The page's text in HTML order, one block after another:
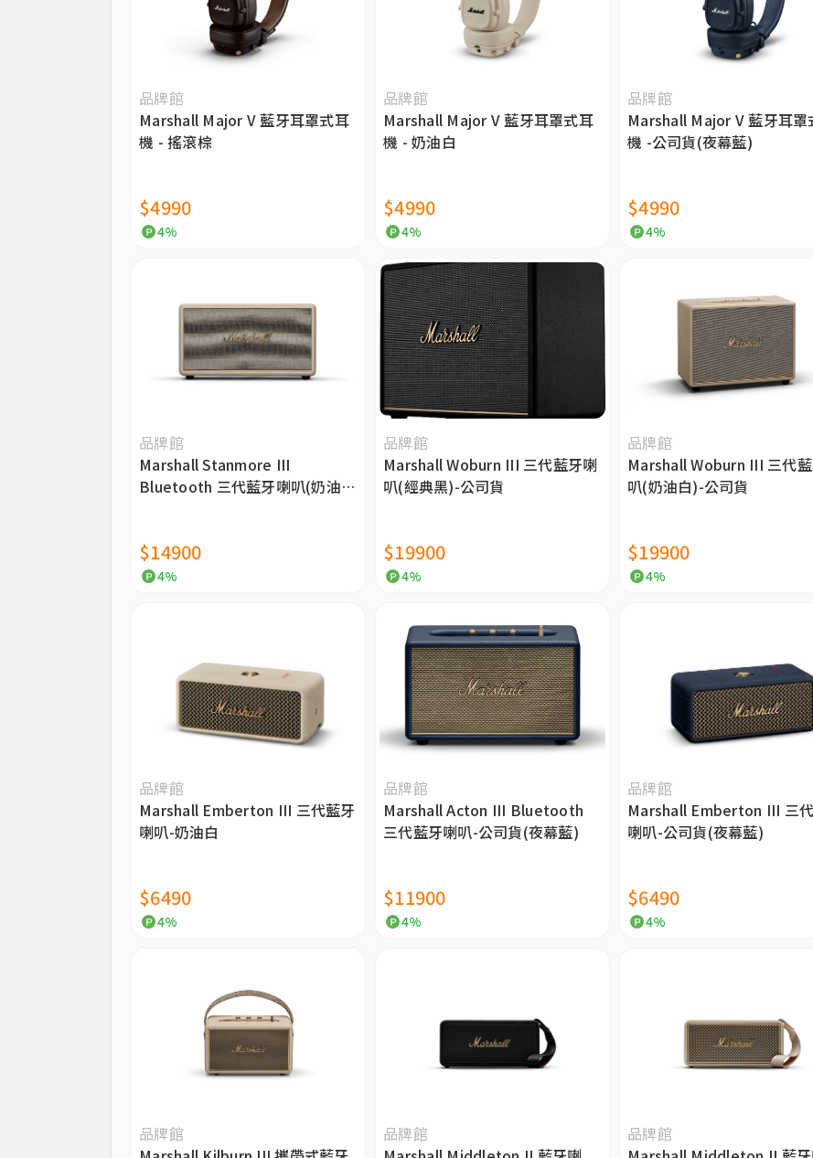
品牌館
Marshall Major V 藍牙耳罩式耳
機 - 搖滾棕
$4990
4%
品牌館
Marshall Major V 藍牙耳罩式耳
機 - 奶油白
$4990
4%
品牌館
Marshall Major V 藍牙耳罩
機 -公司貨(夜幕藍)
$4990
4%
品牌館
Marshall Stanmore III
Bluetooth 三代藍牙喇叭(奶油
$14900
4%
品牌館
Marshall Woburn III 三代藍牙喇
叭(經典黑)-公司貨
$19900
4%
品牌館
Marshall Woburn III 三代
叭(奶油白)-公司貨
$19900
4%
品牌館
Marshall Emberton III 三代藍牙
喇叭-奶油白
$6490
4%
品牌館
Marshall Acton III Bluetooth
三代藍牙喇叭-公司貨(夜幕藍)
$11900
4%
品牌館
Marshall Emberton III 三
喇叭-公司貨(夜幕藍)
$6490
4%
品牌館
品牌館
品牌館